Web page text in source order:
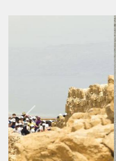
Wstecz